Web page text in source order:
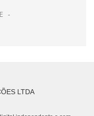
LTDA